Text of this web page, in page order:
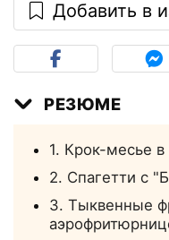
Добавить в
РЕЗЮМЕ
1. Крок-месье
2. Спагетти с
3. Тыквенные